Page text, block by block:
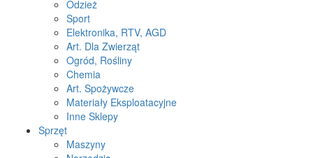
Odzież
Sport
Elektronika, RTV, AGD
Art. Dla Zwierząt
Ogród, Rośliny
Chemia
Art. Spożywcze
Materiały Eksploatacyjne
Inne Sklepy
Sprzęt
Maszyny